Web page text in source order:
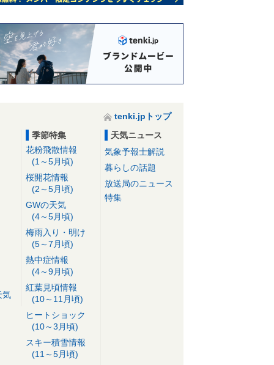
tenki.jpトップ
気
季節特集
花粉飛散情報
(1～5月頃)
桜開花情報
(2～5月頃)
GWの天気
(4～5月頃)
梅雨入り・明け
(5～7月頃)
熱中症情報
(4～9月頃)
紅葉見頃情報
(10～11月頃)
ヒートショック
(10～3月頃)
スキー積雪情報
(11～5月頃)
天気ニュース
気象予報士解説
暮らしの話題
放送局のニュース
特集